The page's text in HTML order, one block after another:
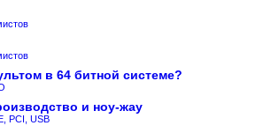
в 64 битной системе?
и ноу-жау
PCI, USB